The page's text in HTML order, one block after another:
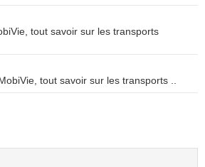
tout savoir sur les transports
tout savoir sur les transports ..